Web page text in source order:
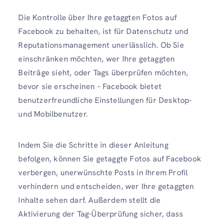
Die Kontrolle über Ihre getaggten Fotos auf
Facebook zu behalten, ist für Datenschutz und
Reputationsmanagement unerlässlich. Ob Sie
einschränken möchten, wer Ihre getaggten
Beiträge sieht, oder Tags überprüfen möchten,
bevor sie erscheinen – Facebook bietet
benutzerfreundliche Einstellungen für Desktop-
und Mobilbenutzer.
Indem Sie die Schritte in dieser Anleitung
befolgen, können Sie getaggte Fotos auf Facebook
verbergen, unerwünschte Posts in Ihrem Profil
verhindern und entscheiden, wer Ihre getaggten
Inhalte sehen darf. Außerdem stellt die
Aktivierung der Tag-Überprüfung sicher, dass